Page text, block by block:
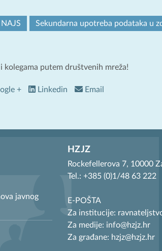
NAJS Sekundarna upotreba podataka u
kolegama putem društvenih mreža!
+ Linkedin Email
javnog
HZJZ
Rockefellerova 7, 10000
Tel.: +385 (0)1/48 63 222
E-POŠTA
Za institucije:
Za medije: info@hzjz.hr
Za građane: hzjz@hzjz.hr